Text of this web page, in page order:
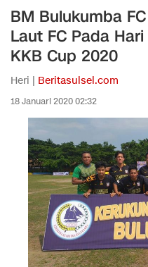
BM Bulukumba
Laut FC Pada
KKB Cup 2020
Heri | Beritasulsel.com
18 Januari 2020 02:32